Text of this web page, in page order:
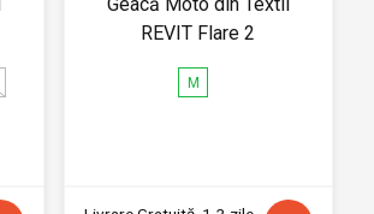
Geacă Moto din Textil
REVIT Flare 2
M